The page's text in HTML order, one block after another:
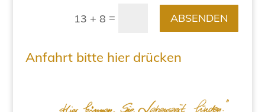
13 + 8 = ABSENDEN
Anfahrt bitte hier drücken